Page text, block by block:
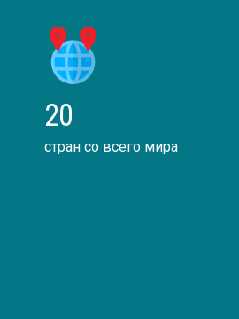
20
стран со всего мира